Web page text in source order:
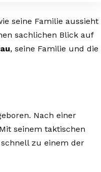
seine Familie aussieht
sachlichen Blick auf
, seine Familie und die
Nach einer
seinem taktischen
zu einem der